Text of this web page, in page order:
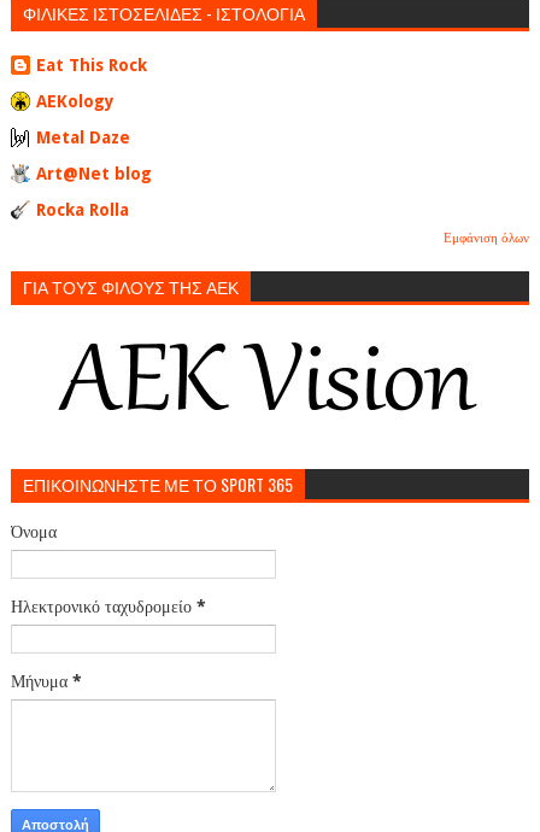
ΦΙΛΙΚΕΣ ΙΣΤΟΣΕΛΙΔΕΣ - ΙΣΤΟΛΟΓΙΑ
Eat This Rock
AEKology
Metal Daze
Art@Net blog
Rocka Rolla
Εμφάνιση όλων
ΓΙΑ ΤΟΥΣ ΦΙΛΟΥΣ ΤΗΣ ΑΕΚ
ΕΠΙΚΟΙΝΩΝΗΣΤΕ ΜΕ ΤΟ SPORT 365
Όνομα
Ηλεκτρονικό ταχυδρομείο *
Μήνυμα *